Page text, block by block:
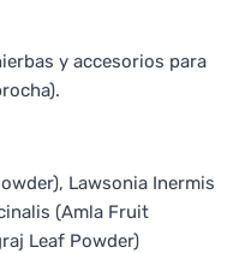
y accesorios para
Lawsonia Inermis
(Amla Fruit
Leaf Powder)